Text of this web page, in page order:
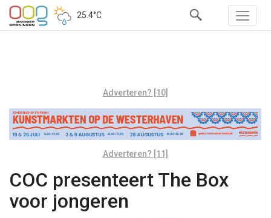
25.4°C
Adverteren? [10]
Adverteren? [11]
COC presenteert The Box
voor jongeren